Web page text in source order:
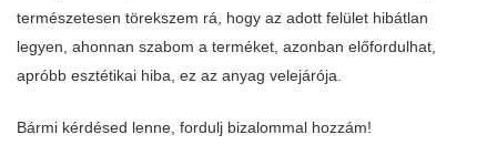
természetesen törekszem rá, hogy az adott felület hibátlan
legyen, ahonnan szabom a terméket, azonban előfordulhat,
apróbb esztétikai hiba, ez az anyag velejárója.
Bármi kérdésed lenne, fordulj bizalommal hozzám!